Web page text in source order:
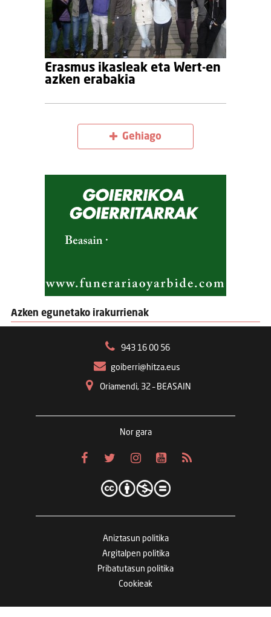
Erasmus ikasleak eta Wert-en
azken erabakia
Gehiago
Azken egunetako irakurrienak
943 16 00 56
goiberri@hitza.eus
Oriamendi, 32 – BEASAIN
Nor gara
Aniztasun politika
Argitalpen politika
Pribatutasun politika
Cookieak